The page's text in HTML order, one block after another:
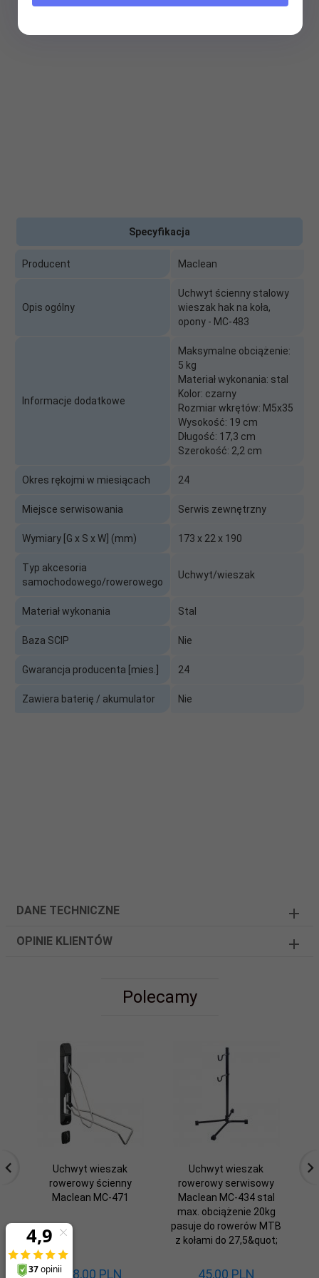
Specyfikacja
Producent Maclean
Opis ogólny
Uchwyt ścienny stalowy
wieszak hak na koła,
opony - MC-483
Informacje dodatkowe
Maksymalne obciążenie:
5 kg
Materiał wykonania: stal
Kolor: czarny
Rozmiar wkrętów: M5x35
Wysokość: 19 cm
Długość: 17,3 cm
Szerokość: 2,2 cm
Okres rękojmi w miesiącach 24
Miejsce serwisowania Serwis zewnętrzny
Wymiary [G x S x W] (mm) 173 x 22 x 190
Typ akcesoria
samochodowego/rowerowego
Uchwyt/wieszak
Materiał wykonania Stal
Baza SCIP Nie
Gwarancja producenta [mies.] 24
Zawiera baterię / akumulator Nie
DANE TECHNICZNE
OPINIE KLIENTÓW
Polecamy
Uchwyt wieszak
rowerowy ścienny
Maclean MC-471
128,00 PLN
Uchwyt wieszak
rowerowy serwisowy
Maclean MC-434 stal
max. obciążenie 20kg
pasuje do rowerów MTB
z kołami do 27,5&quot;
45,00 PLN